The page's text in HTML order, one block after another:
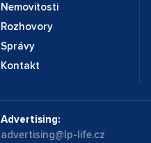
Nemovitosti
Rozhovory
Správy
Kontakt
Advertising:
advertising@lp-life.cz